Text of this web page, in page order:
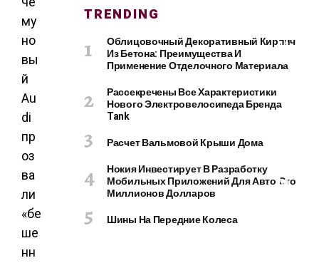
М
О
Н
М
му
но
вы
й
Au
di
пр
оз
ва
ли
«бе
ше
нн
TRENDING
Облицовочный Декоративный Кирпич
Из Бетона: Преимущества И
Применение Отделочного Материала
Рассекречены Все Характеристики
Нового Электровелосипеда Бренда
Tank
Расчет Вальмовой Крыши Дома
Нокия Инвестирует В Разработку
Мобильных Приложений Для Авто Сто
Миллионов Долларов
Шины На Передние Колеса